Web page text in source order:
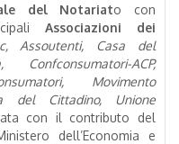
del Notariato con
Associazioni dei
Assoutenti, Casa del
Confconsumatori-ACP,
Movimento
del Cittadino, Unione
con il contributo del
dell’Economia e